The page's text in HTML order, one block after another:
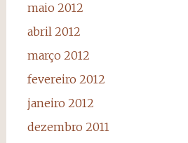
maio 2012
abril 2012
março 2012
fevereiro 2012
janeiro 2012
dezembro 2011